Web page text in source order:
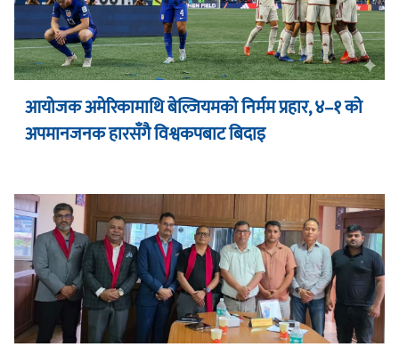
आयोजक अमेरिकामाथि बेल्जियमको निर्मम प्रहार, ४–१ को
अपमानजनक हारसँगै विश्वकपबाट बिदाइ